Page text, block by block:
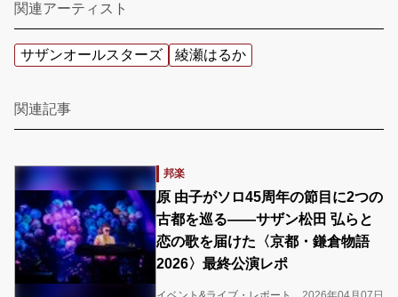
関連アーティスト
サザンオールスターズ 綾瀬はるか
関連記事
邦楽
原 由子がソロ45周年の節目に2つの
古都を巡る――サザン松田 弘らと
恋の歌を届けた〈京都・鎌倉物語
2026〉最終公演レポ